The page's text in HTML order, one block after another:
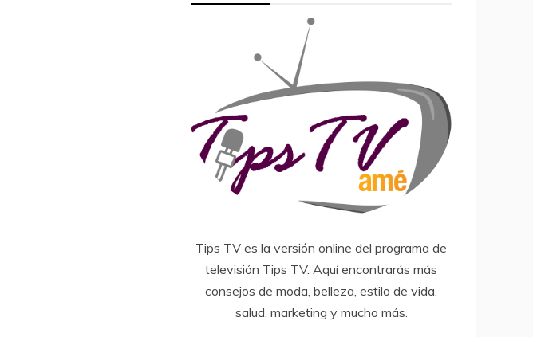
Tips TV es la versión online del programa de
televisión Tips TV. Aquí encontrarás más
consejos de moda, belleza, estilo de vida,
salud, marketing y mucho más.